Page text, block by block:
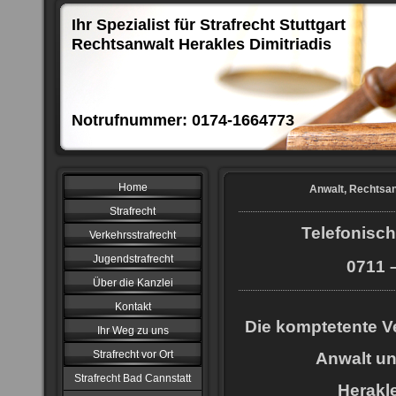
Ihr Spezialist für Strafrecht Stuttgart
Rechtsanwalt Herakles Dimitriadis
Notrufnummer: 0174-1664773
Home
Strafrecht
Verkehrsstrafrecht
Jugendstrafrecht
Über die Kanzlei
Kontakt
Ihr Weg zu uns
Strafrecht vor Ort
Strafrecht Bad Cannstatt
Anwalt,
0711
Die komptetente
Anwalt